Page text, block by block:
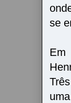
se
Em